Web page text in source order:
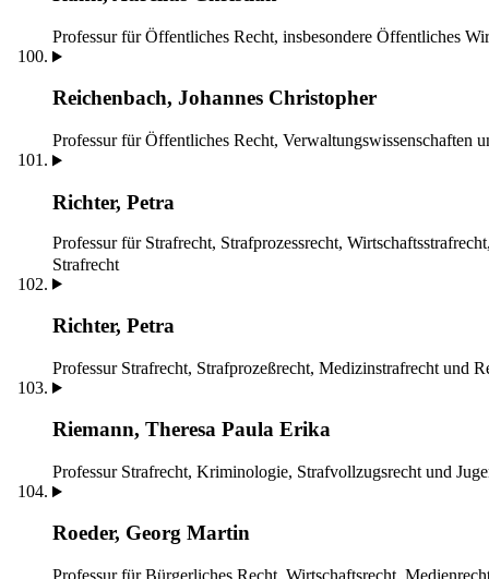
Professur für Öffentliches Recht, insbesondere Öffentliches
Reichenbach, Johannes Christopher
Professur für Öffentliches Recht, Verwaltungswissenschaften
Richter, Petra
Professur für Strafrecht, Strafprozessrecht,
Strafrecht
Richter, Petra
Professur Strafrecht, Strafprozeßrecht, Medizinstrafrecht und
Riemann, Theresa Paula Erika
Professur Strafrecht, Kriminologie, Strafvollzugsrecht und
Roeder, Georg Martin